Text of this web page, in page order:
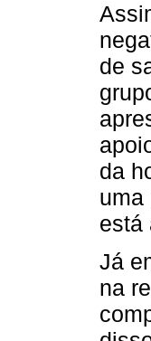
de
da
uma
está
Já
na